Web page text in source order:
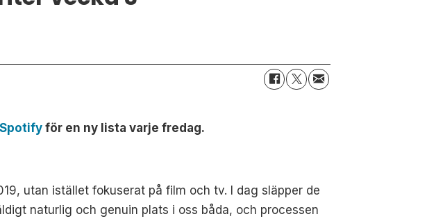
Spotify för en ny lista varje fredag.
utan istället fokuserat på film och tv. I dag släpper de
naturlig och genuin plats i oss båda, och processen